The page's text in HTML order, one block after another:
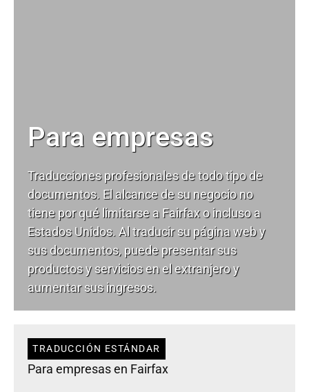
Para empresas
Traducciones profesionales de todo tipo de
documentos. El alcance de su negocio no
tiene por qué limitarse a Fairfax o incluso a
Estados Unidos. Al traducir su página web y
sus documentos, puede presentar sus
productos y servicios en el extranjero y
aumentar sus ingresos.
TRADUCCIÓN ESTÁNDAR
Para empresas en Fairfax